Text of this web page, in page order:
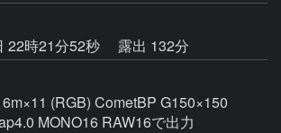
22時21分52秒
露出 132分
(RGB) CometBP G150×150
MONO16 RAW16で出力